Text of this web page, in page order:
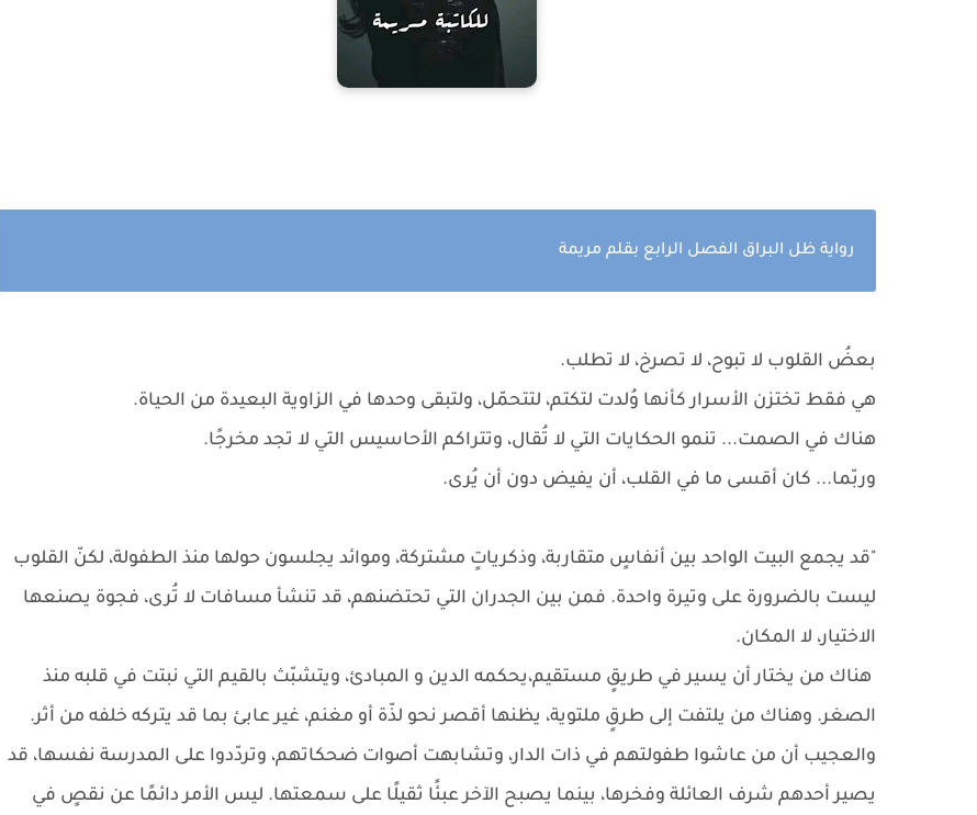
رواية ظل البراق الفصل الرابع بقلم مريمة
بعضُ القلوب لا تبوح، لا تصرخ، لا تطلب.
هي فقط تختزن الأسرار كأنها وُلدت لتكتم، لتتحمّل، ولتبقى وحدها في الزاوية البعيدة من الحياة.
هناك في الصمت... تنمو الحكايات التي لا تُقال، وتتراكم الأحاسيس التي لا تجد مخرجًا.
وربّما... كان أقسى ما في القلب، أن يفيض دون أن يُرى.
"قد يجمع البيت الواحد بين أنفاسٍ متقاربة، وذكرياتٍ مشتركة، وموائد يجلسون حولها منذ الطفولة، لكنّ القلوب
ليست بالضرورة على وتيرة واحدة. فمن بين الجدران التي تحتضنهم، قد تنشأ مسافات لا تُرى، فجوة يصنعها
الاختيار، لا المكان.
هناك من يختار أن يسير في طريقٍ مستقيم،يحكمه الدين و المبادئ، ويتشبّث بالقيم التي نبتت في قلبه منذ
الصغر. وهناك من يلتفت إلى طرقٍ ملتوية، يظنها أقصر نحو لذّة أو مغنم، غير عابئ بما قد يتركه خلفه من أثر.
والعجيب أن من عاشوا طفولتهم في ذات الدار، وتشابهت أصوات ضحكاتهم، وتردّدوا على المدرسة نفسها، قد
يصير أحدهم شرف العائلة وفخرها، بينما يصبح الآخر عبئًا ثقيلًا على سمعتها. ليس الأمر دائمًا عن نقصٍ في